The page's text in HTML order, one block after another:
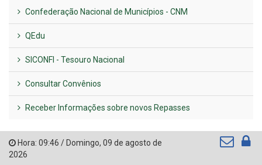
Confederação Nacional de Municípios - CNM
QEdu
SICONFI - Tesouro Nacional
Consultar Convênios
Receber Informações sobre novos Repasses
Hora: 09:46 / Domingo, 09 de agosto de
2026